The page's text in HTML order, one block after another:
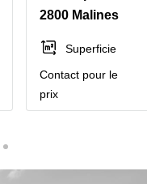
2800 Malines
Superficie
Contact pour le
prix